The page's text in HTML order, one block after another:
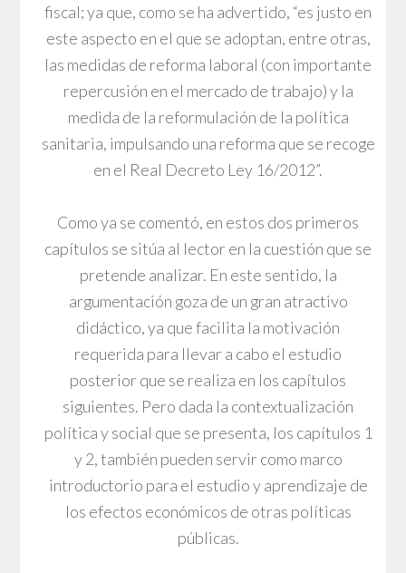
fiscal; ya que, como se ha advertido, “es justo en
este aspecto en el que se adoptan, entre otras,
las medidas de reforma laboral (con importante
repercusión en el mercado de trabajo) y la
medida de la reformulación de la política
sanitaria, impulsando una reforma que se recoge
en el Real Decreto Ley 16/2012”.
Como ya se comentó, en estos dos primeros
capítulos se sitúa al lector en la cuestión que se
pretende analizar. En este sentido, la
argumentación goza de un gran atractivo
didáctico, ya que facilita la motivación
requerida para llevar a cabo el estudio
posterior que se realiza en los capítulos
siguientes. Pero dada la contextualización
política y social que se presenta, los capítulos 1
y 2, también pueden servir como marco
introductorio para el estudio y aprendizaje de
los efectos económicos de otras políticas
públicas.